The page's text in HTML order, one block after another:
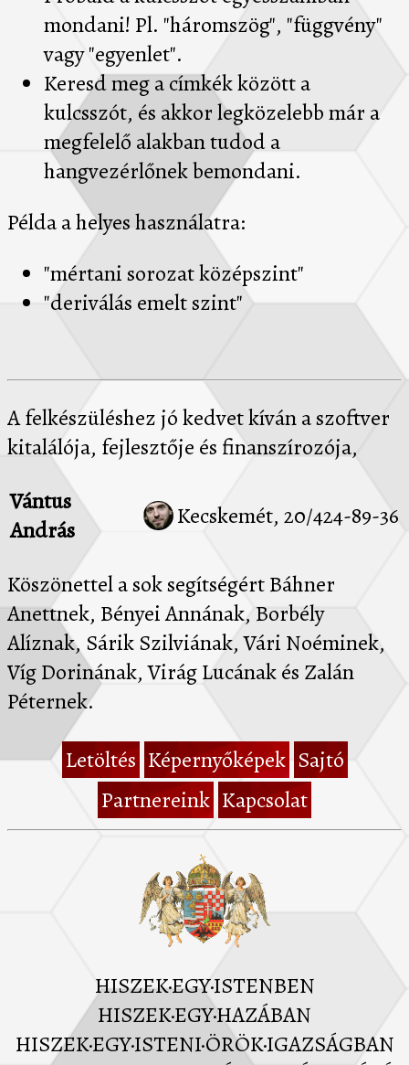
mondani! Pl. "háromszög", "függvény"
vagy "egyenlet".
Keresd meg a címkék között a
kulcsszót, és akkor legközelebb már a
megfelelő alakban tudod a
hangvezérlőnek bemondani.
Példa a helyes használatra:
"mértani sorozat középszint"
"deriválás emelt szint"
A felkészüléshez jó kedvet kíván a szoftver
kitalálója, fejlesztője és finanszírozója,
Vántus
András
Kecskemét, 20/424-89-36
Köszönettel a sok segítségért Báhner
Anettnek, Bényei Annának, Borbély
Alíznak, Sárik Szilviának, Vári Noéminek,
Víg Dorinának, Virág Lucának és Zalán
Péternek.
Letöltés Képernyőképek Sajtó
Partnereink Kapcsolat
HISZEK·EGY·ISTENBEN
HISZEK·EGY·HAZÁBAN
HISZEK·EGY·ISTENI·ÖRÖK·IGAZSÁGBAN